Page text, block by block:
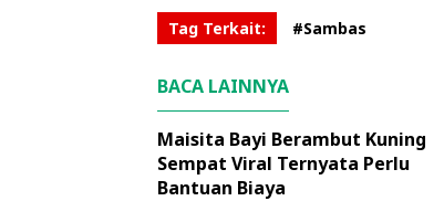
Tag Terkait: #Sambas
BACA LAINNYA
Maisita Bayi Berambut Kuning
Sempat Viral Ternyata Perlu
Bantuan Biaya